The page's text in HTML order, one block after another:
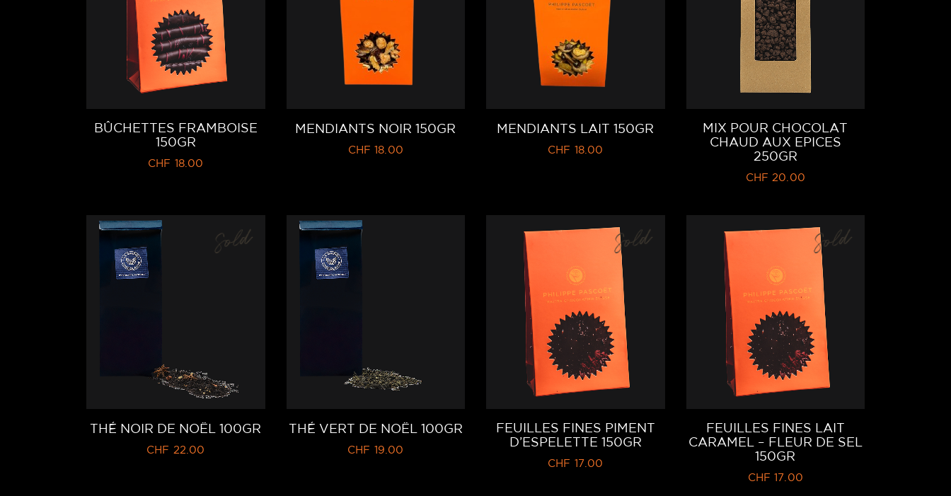
BÛCHETTES FRAMBOISE
150GR
CHF 18.00
MENDIANTS NOIR 150GR
CHF 18.00
MENDIANTS LAIT 150GR
CHF 18.00
MIX POUR CHOCOLAT
CHAUD AUX EPICES
250GR
CHF 20.00
Sold
THÉ NOIR DE NOËL 100GR
CHF 22.00
THÉ VERT DE NOËL 100GR
CHF 19.00
Sold
FEUILLES FINES PIMENT
D’ESPELETTE 150GR
CHF 17.00
Sold
FEUILLES FINES LAIT
CARAMEL – FLEUR DE SEL
150GR
CHF 17.00